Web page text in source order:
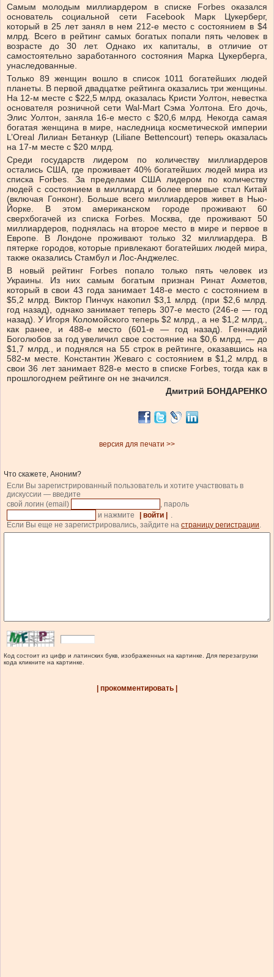
Самым молодым миллиардером в списке Forbes оказался
основатель социальной сети Facebook Марк Цукерберг,
который в 25 лет занял в нем 212-е место с состоянием в $4
млрд. Всего в рейтинг самых богатых попали пять человек в
возрасте до 30 лет. Однако их капиталы, в отличие от
самостоятельно заработанного состояния Марка Цукерберга,
унаследованные.
Только 89 женщин вошло в список 1011 богатейших людей
планеты. В первой двадцатке рейтинга оказались три женщины.
На 12-м месте с $22,5 млрд. оказалась Кристи Уолтон, невестка
основателя розничной сети Wal-Mart Сэма Уолтона. Его дочь,
Элис Уолтон, заняла 16-е место с $20,6 млрд. Некогда самая
богатая женщина в мире, наследница косметической империи
L’Oreal Лилиан Бетанкур (Liliane Bettencourt) теперь оказалась
на 17-м месте с $20 млрд.
Среди государств лидером по количеству миллиардеров
остались США, где проживает 40% богатейших людей мира из
списка Forbes. За пределами США лидером по количеству
людей с состоянием в миллиард и более впервые стал Китай
(включая Гонконг). Больше всего миллиардеров живет в Нью-
Йорке. В этом американском городе проживают 60
сверхбогачей из списка Forbes. Москва, где проживают 50
миллиардеров, поднялась на второе место в мире и первое в
Европе. В Лондоне проживают только 32 миллиардера. В
пятерке городов, которые привлекают богатейших людей мира,
также оказались Стамбул и Лос-Анджелес.
В новый рейтинг Forbes попало только пять человек из
Украины. Из них самым богатым признан Ринат Ахметов,
который в свои 43 года занимает 148-е место с состоянием в
$5,2 млрд. Виктор Пинчук накопил $3,1 млрд. (при $2,6 млрд.
год назад), однако занимает теперь 307-е место (246-е — год
назад). У Игоря Коломойского теперь $2 млрд., а не $1,2 млрд.,
как ранее, и 488-е место (601-е — год назад). Геннадий
Боголюбов за год увеличил свое состояние на $0,6 млрд. — до
$1,7 млрд., и поднялся на 55 строк в рейтинге, оказавшись на
582-м месте. Константин Жеваго с состоянием в $1,2 млрд. в
свои 36 лет занимает 828-е место в списке Forbes, тогда как в
прошлогоднем рейтинге он не значился.
Дмитрий БОНДАРЕНКО
версия для печати >>
Что скажете, Аноним?
Если Вы зарегистрированный пользователь и хотите участвовать в
дискуссии — введите
свой логин (email)
, пароль
и нажмите
| войти |
.
Если Вы еще не зарегистрировались, зайдите на страницу регистрации.
Код состоит из цифр и латинских букв, изображенных на картинке. Для перезагрузки
кода кликните на картинке.
| прокомментировать |